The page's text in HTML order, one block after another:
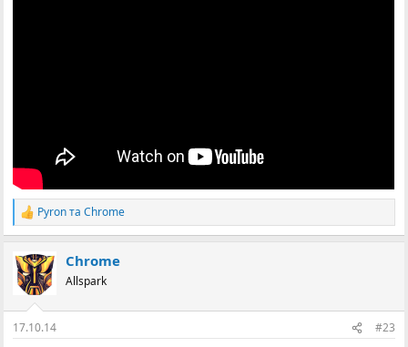
Р
е
к
ц
і
PyronтаChrome
Chrome
Allspark
17.10.14 #23